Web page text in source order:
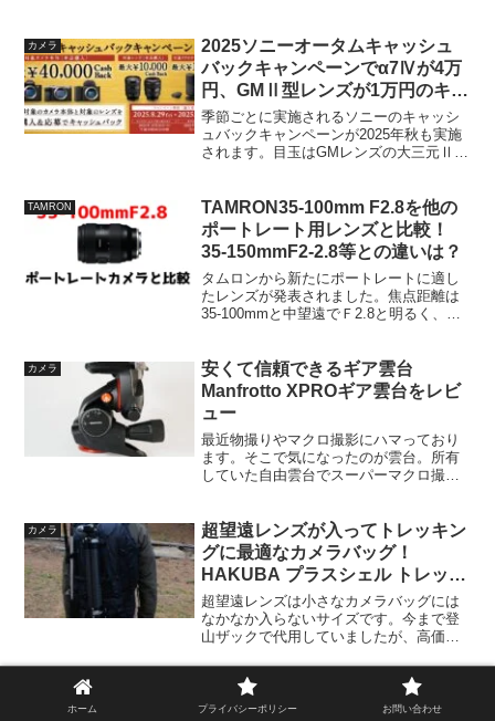
るシネマティックカメラです。また、
マ...
カメラ
2025ソニーオータムキャッシュ
バックキャンペーンでα7Ⅳが4万
円、GMⅡ型レンズが1万円のキャ
ッシュバック！
季節ごとに実施されるソニーのキャッシ
ュバックキャンペーンが2025年秋も実施
されます。目玉はGMレンズの大三元Ⅱ型
さらに1万円のキャッシュバックとなりま
す。期間は20...
TAMRON
TAMRON35-100mm F2.8を他の
ポートレート用レンズと比較！
35‐150mmF2-2.8等との違いは？
タムロンから新たにポートレートに適し
たレンズが発表されました。焦点距離は
35‐100mmと中望遠でＦ2.8と明るく、同
あたりに違いがあるのか、他のポート
レ...
カメラ
安くて信頼できるギア雲台
Manfrotto XPROギア雲台をレビ
ュー
最近物撮りやマクロ撮影にハマっており
ます。そこで気になったのが雲台。所有
していた自由雲台でスーパーマクロ撮影
台の購入を決意。調べてみると自由雲台
ほど種類が無く、価格も高...
カメラ
超望遠レンズが入ってトレッキン
グに最適なカメラバッグ！
HAKUBA プラスシェル トレック
04をレビュー
超望遠レンズは小さなカメラバッグには
なかなか入らないサイズです。今まで登
山ザックで代用していましたが、高価な
ラバッグを購入しました。登山でも超望
遠レンズを持っていくため、アウトドア
に適したHAKUBAプラ...
ホーム プライバシーポリシー お問い合わせ